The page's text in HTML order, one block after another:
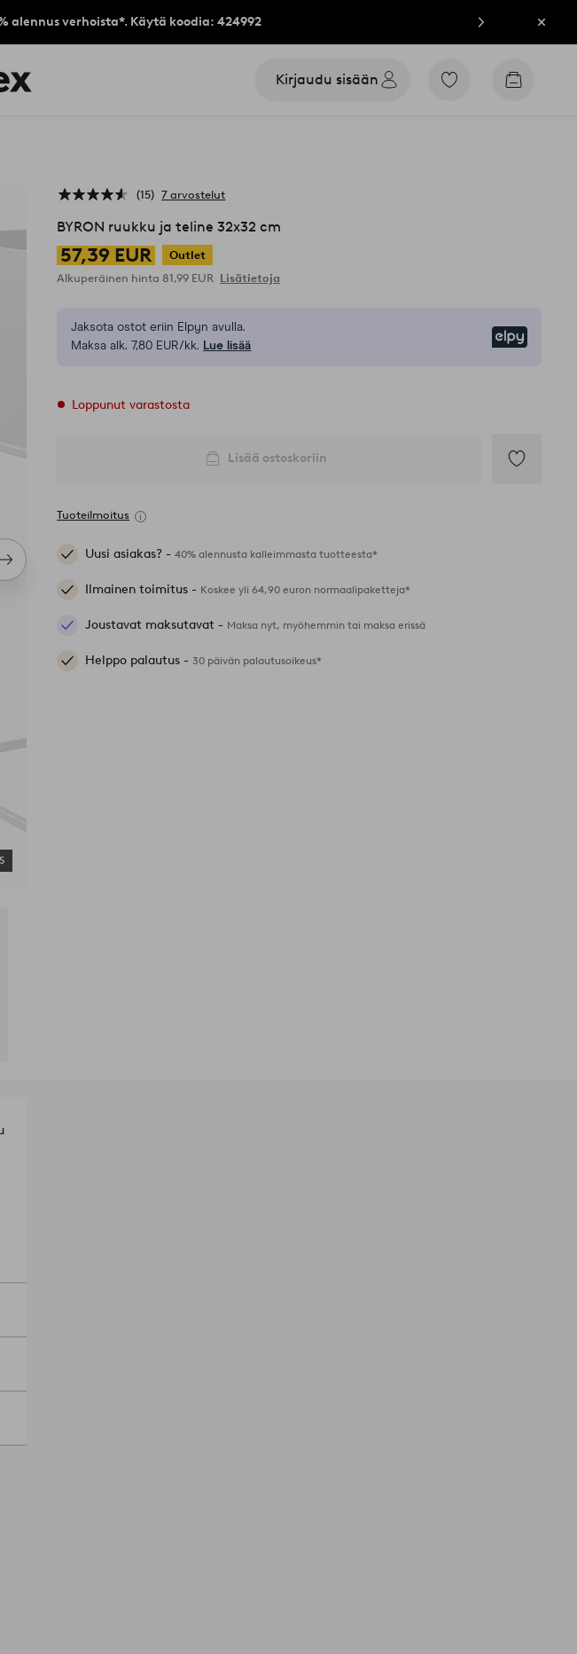
alennus verhoista*. Käytä koodia: 424992 Sulje
Kirjaudu sisään
Siirry
Siirry
Seuraava
tuote
5
15 7 arvostelut
BYRON ruukku ja teline 32x32 cm
57,39 EUR
Outlet
Alkuperäinen hinta81,99 EUR Lisätietoja
Jaksota ostot eriin Elpyn avulla.
Maksa alk. 7,80 EUR/kk. Lue lisää
Loppunut varastosta
Lisää ostoskoriin
Tuoteilmoitus
Uusi asiakas? -40% alennusta kalleimmasta tuotteesta*
Ilmainen toimitus - Koskee yli 64,90 euron normaalipaketteja*
Joustavat maksutavat - Maksa nyt, myöhemmin tai maksa erissä
Helppo palautus -30 päivän palautusoikeus*